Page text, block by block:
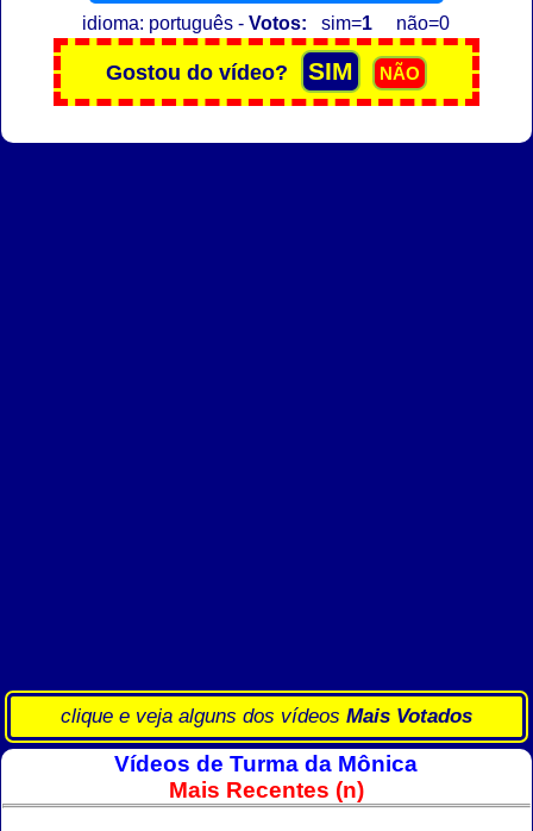
idioma: português -Votos: sim=1 não=0
clique e veja alguns dos vídeos Mais Votados
Vídeos de Turma da Mônica
Mais Recentes (n)